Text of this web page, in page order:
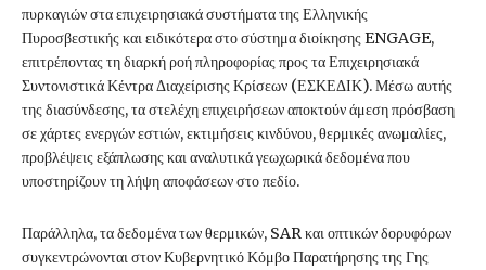
πυρκαγιών στα επιχειρησιακά συστήματα της Ελληνικής
Πυροσβεστικής και ειδικότερα στο σύστημα διοίκησης ENGAGE,
επιτρέποντας τη διαρκή ροή πληροφορίας προς τα Επιχειρησιακά
Συντονιστικά Κέντρα Διαχείρισης Κρίσεων (ΕΣΚΕΔΙΚ). Μέσω αυτής
της διασύνδεσης, τα στελέχη επιχειρήσεων αποκτούν άμεση πρόσβαση
σε χάρτες ενεργών εστιών, εκτιμήσεις κινδύνου, θερμικές ανωμαλίες,
προβλέψεις εξάπλωσης και αναλυτικά γεωχωρικά δεδομένα που
υποστηρίζουν τη λήψη αποφάσεων στο πεδίο.
Παράλληλα, τα δεδομένα των θερμικών, SAR και οπτικών δορυφόρων
συγκεντρώνονται στον Κυβερνητικό Κόμβο Παρατήρησης της Γης